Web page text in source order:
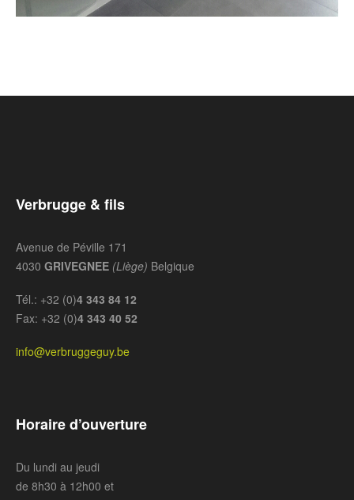
Verbrugge & fils
Avenue de Péville 171
4030 GRIVEGNEE (Liège) Belgique
Tél.: +32 (0)4 343 84 12
Fax: +32 (0)4 343 40 52
info@verbruggeguy.be
Horaire d’ouverture
Du lundi au jeudi
de 8h30 à 12h00 et